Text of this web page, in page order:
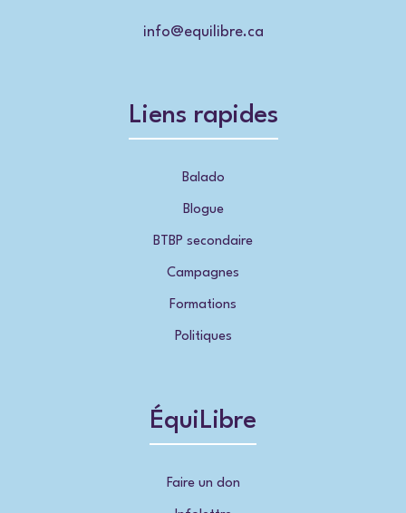
info@equilibre.ca
Liens rapides
Balado
Blogue
BTBP secondaire
Campagnes
Formations
Politiques
ÉquiLibre
Faire un don